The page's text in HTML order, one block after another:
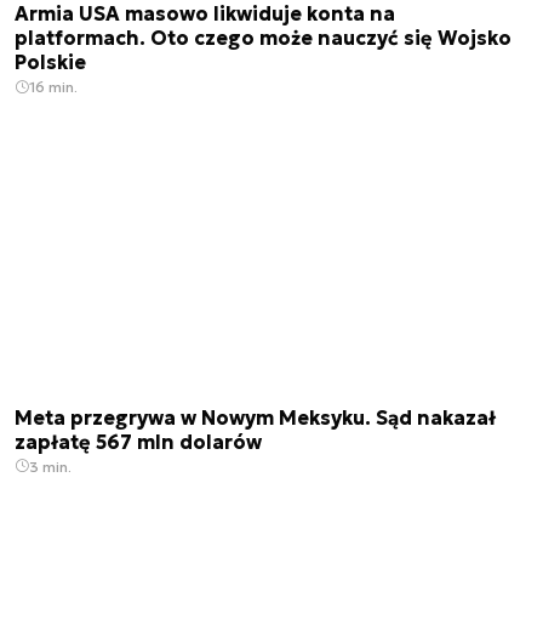
Armia USA masowo likwiduje konta na
platformach. Oto czego może nauczyć się Wojsko
Polskie
16 min.
Meta przegrywa w Nowym Meksyku. Sąd nakazał
zapłatę 567 mln dolarów
3 min.